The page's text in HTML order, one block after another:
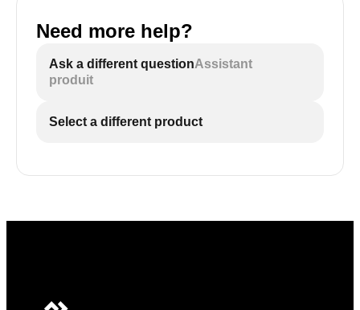
Need more help?
Ask a different questionAssistant
produit
Select a different product